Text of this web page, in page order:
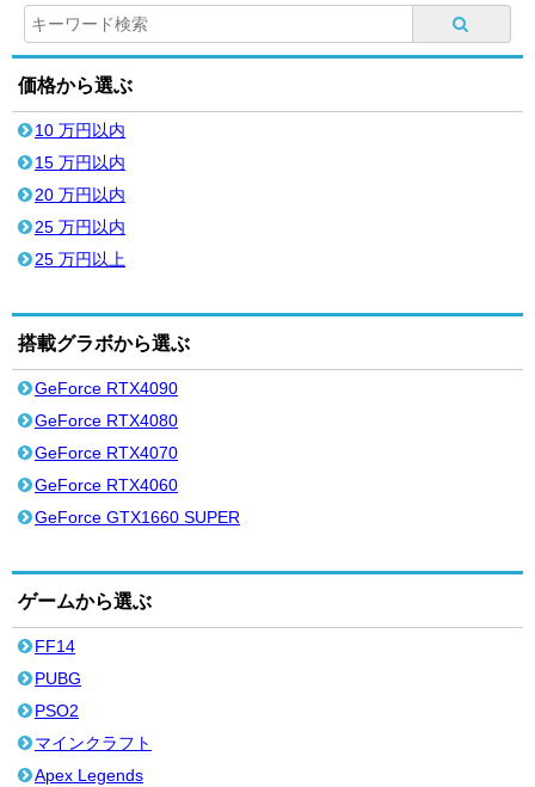
価格から選ぶ
10 万円以内
15 万円以内
20 万円以内
25 万円以内
25 万円以上
搭載グラボから選ぶ
GeForce RTX4090
GeForce RTX4080
GeForce RTX4070
GeForce RTX4060
GeForce GTX1660 SUPER
ゲームから選ぶ
FF14
PUBG
PSO2
マインクラフト
Apex Legends